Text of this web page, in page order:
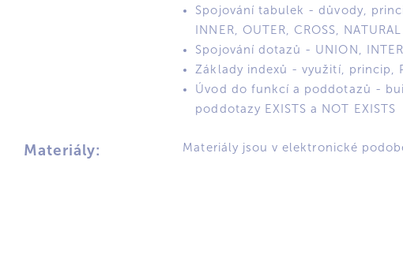
Spojování tabulek - důvody,
INNER, OUTER, CROSS, NATURAL
Spojování dotazů - UNION,
Základy indexů - využití, princip,
Úvod do funkcí a poddotazů -
poddotazy EXISTS a NOT EXISTS
Materiály: Materiály jsou v elektronické